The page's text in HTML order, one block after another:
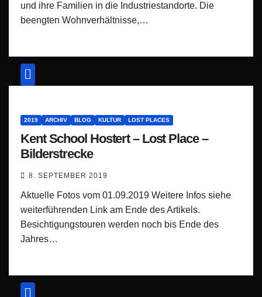
und ihre Familien in die Industriestandorte. Die
beengten Wohnverhältnisse,…
2019 ARCHIV BLOG KULTUR LOST PLACES
Kent School Hostert – Lost Place –
Bilderstrecke
8. SEPTEMBER 2019
Aktuelle Fotos vom 01.09.2019 Weitere Infos siehe
weiterführenden Link am Ende des Artikels.
Besichtigungstouren werden noch bis Ende des
Jahres…